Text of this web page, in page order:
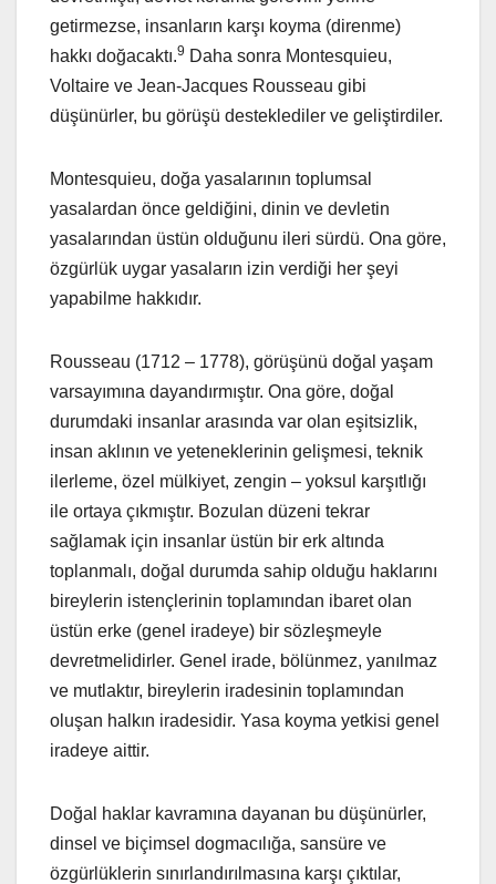
getirmezse, insanların karşı koyma (direnme)
hakkı doğacaktı.9 Daha sonra Montesquieu,
Voltaire ve Jean-Jacques Rousseau gibi
düşünürler, bu görüşü desteklediler ve geliştirdiler.
Montesquieu, doğa yasalarının toplumsal
yasalardan önce geldiğini, dinin ve devletin
yasalarından üstün olduğunu ileri sürdü. Ona göre,
özgürlük uygar yasaların izin verdiği her şeyi
yapabilme hakkıdır.
Rousseau (1712 – 1778), görüşünü doğal yaşam
varsayımına dayandırmıştır. Ona göre, doğal
durumdaki insanlar arasında var olan eşitsizlik,
insan aklının ve yeteneklerinin gelişmesi, teknik
ilerleme, özel mülkiyet, zengin – yoksul karşıtlığı
ile ortaya çıkmıştır. Bozulan düzeni tekrar
sağlamak için insanlar üstün bir erk altında
toplanmalı, doğal durumda sahip olduğu haklarını
bireylerin istençlerinin toplamından ibaret olan
üstün erke (genel iradeye) bir sözleşmeyle
devretmelidirler. Genel irade, bölünmez, yanılmaz
ve mutlaktır, bireylerin iradesinin toplamından
oluşan halkın iradesidir. Yasa koyma yetkisi genel
iradeye aittir.
Doğal haklar kavramına dayanan bu düşünürler,
dinsel ve biçimsel dogmacılığa, sansüre ve
özgürlüklerin sınırlandırılmasına karşı çıktılar,